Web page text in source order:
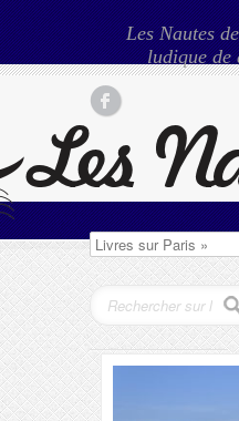
Les Nautes
ludique de